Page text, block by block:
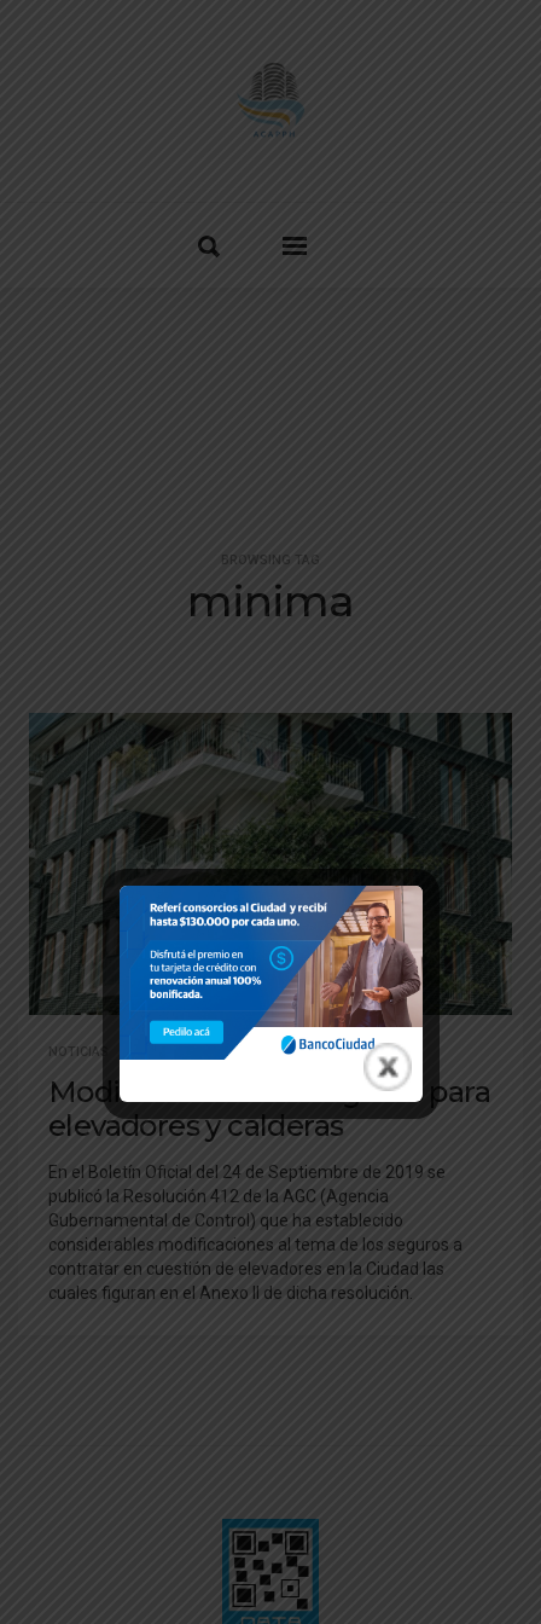
BROWSING TAG
minima
NOTICIAS
Modificaciones de seguros para
elevadores y calderas
En el Boletín Oficial del 24 de Septiembre de 2019 se
publicó la Resolución 412 de la AGC (Agencia
Gubernamental de Control) que ha establecido
considerables modificaciones al tema de los seguros a
contratar en cuestión de elevadores en la Ciudad las
cuales figuran en el Anexo II de dicha resolución.